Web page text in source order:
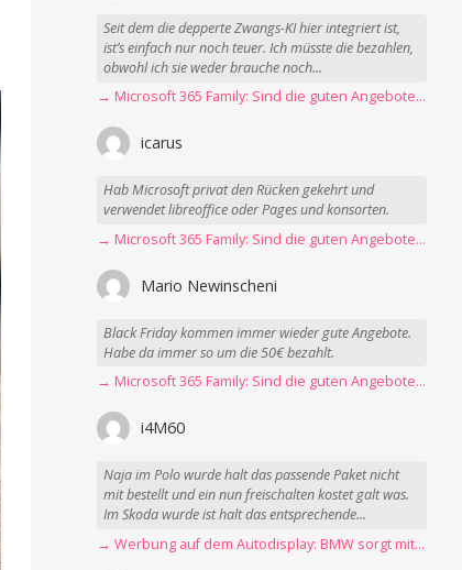
Seit dem die depperte Zwangs-KI hier integriert ist,
ist’s einfach nur noch teuer. Ich müsste die bezahlen,
obwohl ich sie weder brauche noch...
→ Microsoft 365 Family: Sind die guten Angebote vorbei?
icarus
Hab Microsoft privat den Rücken gekehrt und
verwendet libreoffice oder Pages und konsorten.
→ Microsoft 365 Family: Sind die guten Angebote vorbei?
Mario Newinscheni
Black Friday kommen immer wieder gute Angebote.
Habe da immer so um die 50€ bezahlt.
→ Microsoft 365 Family: Sind die guten Angebote vorbei?
i4M60
Naja im Polo wurde halt das passende Paket nicht
mit bestellt und ein nun freischalten kostet galt was.
Im Skoda wurde ist halt das entsprechende...
→ Werbung auf dem Autodisplay: BMW sorgt mit Spider-Man-Werbung für scharfe Kritik